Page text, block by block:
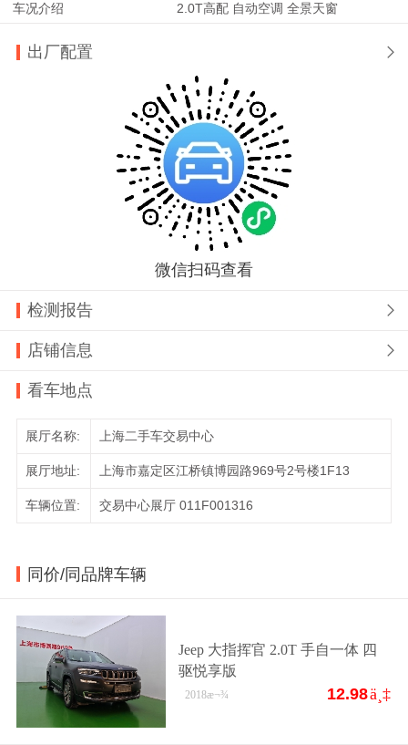
车况介绍
2.0T高配 自动空调 全景天窗
出厂配置 
微信扫码查看
检测报告 
店铺信息 
看车地点
展厅名称: 上海二手车交易中心
展厅地址: 上海市嘉定区江桥镇博园路969号2号楼1F13
车辆位置: 交易中心展厅 011F001316
同价/同品牌车辆
Jeep 大指挥官 2.0T 手自一体 四
驱悦享版
12.98ä¸‡
2018æ¬¾